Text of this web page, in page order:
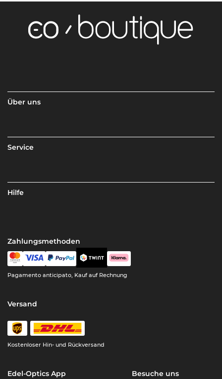
Über uns
Service
Hilfe
Zahlungsmethoden
Pagamento anticipato, Kauf auf Rechnung
Versand
Kostenloser Hin- und Rückversand
Edel-Optics App Besuche uns